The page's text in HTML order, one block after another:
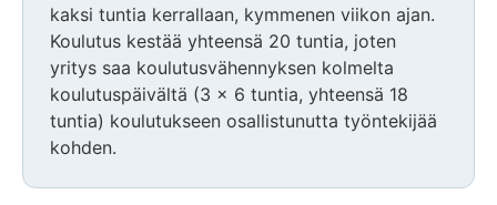
kaksi tuntia kerrallaan, kymmenen viikon ajan.
Koulutus kestää yhteensä 20 tuntia, joten
yritys saa koulutusvähennyksen kolmelta
koulutuspäivältä (3 x 6 tuntia, yhteensä 18
tuntia) koulutukseen osallistunutta työntekijää
kohden.